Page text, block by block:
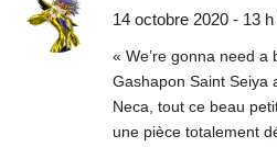
14 octobre 2020 - 13
« We’re gonna need a
Gashapon Saint Seiya
Neca, tout ce beau
une pièce totalement